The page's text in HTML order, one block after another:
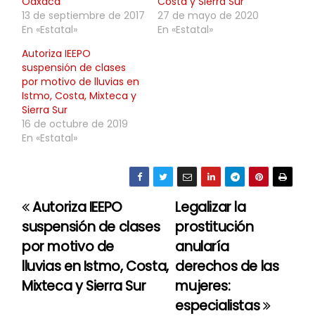
13 de septiembre de 2017
En «Estatal»
27 de mayo de 2020
En «Estatal»
Autoriza IEEPO
suspensión de clases
por motivo de lluvias en
Istmo, Costa, Mixteca y
Sierra Sur
16 de octubre de 2019
En «Estatal»
N
a
v
Legalizar la
prostitución
anularía
derechos de las
mujeres:
especialistas
Autoriza IEEPO
suspensión de clases
por motivo de
lluvias en Istmo, Costa,
Mixteca y Sierra Sur